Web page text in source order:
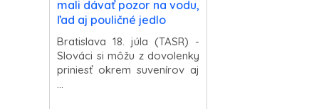
mali dávať pozor na vodu,
ľad aj pouličné jedlo
Bratislava 18. júla (TASR) -
Slováci si môžu z dovolenky
priniesť okrem suvenírov aj
...